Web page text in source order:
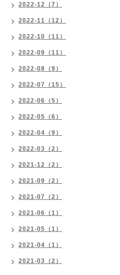
2022-12（7）
2022-11（12）
2022-10（11）
2022-09（11）
2022-08（9）
2022-07（15）
2022-06（5）
2022-05（6）
2022-04（9）
2022-03（2）
2021-12（2）
2021-09（2）
2021-07（2）
2021-06（1）
2021-05（1）
2021-04（1）
2021-03（2）